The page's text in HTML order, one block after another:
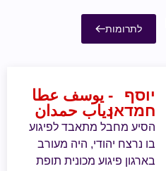
לתרומות
יוסף
חמדאן
- يوسف عطا
دياب حمدان
הסיע מחבל מתאבד לפיגוע
בו נרצח יהודי, היה מעורב
בארגון פיגוע מכונית תופת